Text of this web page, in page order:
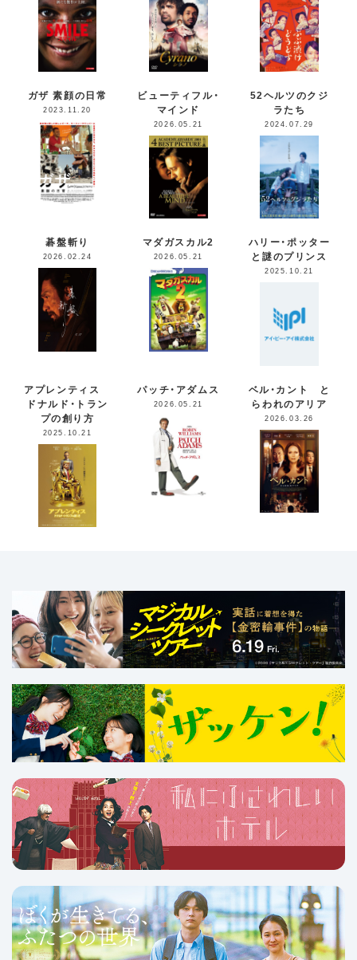
ガザ 素顔の日常
2023.11.20
ビューティフル・
マインド
2026.05.21
52ヘルツのクジ
ラたち
2024.07.29
碁盤斬り
2026.02.24
マダガスカル2
2026.05.21
ハリー・ポッター
と謎のプリンス
2025.10.21
アプレンティス
ドナルド・トラン
プの創り方
2025.10.21
パッチ・アダムス
2026.05.21
ベル・カント と
らわれのアリア
2026.03.26